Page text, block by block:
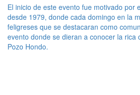
El inicio de este evento fue motivado por
desde 1979, donde cada domingo en la
feligreses que se destacaran como
evento donde se dieran a conocer la rica
Pozo Hondo.